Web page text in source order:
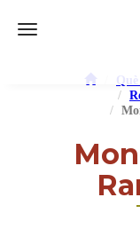
Toggle navigation